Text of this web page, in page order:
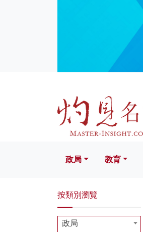
文化
政局 教育
按類別瀏覽
政局